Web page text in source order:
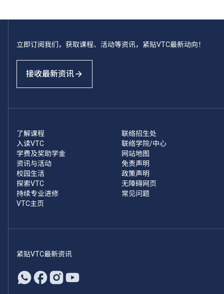
立即订阅我们，获取课程、活动等资讯，紧贴VTC最新动向！
接收最新资讯
了解课程
入读VTC
学费及奖助学金
资讯与活动
校园生活
探索VTC
持续专业进修
VTC主页
联络招生处
联络学院/中心
网站地图
免责声明
政策声明
无障碍网页
常见问题
紧贴VTC最新资讯